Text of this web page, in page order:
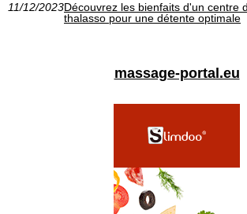
11/12/2023Découvrez les bienfaits d'un centre
thalasso pour une détente optimale
massage-portal.eu